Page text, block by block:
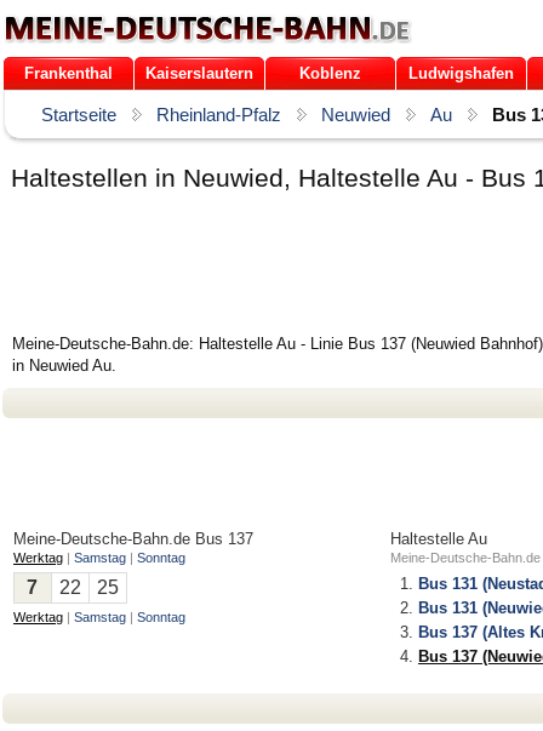
Frankenthal Kaiserslautern Koblenz Ludwigshafen
Startseite Rheinland-Pfalz Neuwied Au Bus
Haltestellen in Neuwied, Haltestelle Au -
Meine-Deutsche-Bahn.de: Haltestelle Au - Linie Bus 137 (Neuwied
in Neuwied Au.
Meine-Deutsche-Bahn.de Bus 137
Werktag | Samstag | Sonntag
7 22 25
Werktag | Samstag | Sonntag
Haltestelle Au
Meine-Deutsche-
Bus 131
Bus 131
Bus 137 (Altes
Bus 137